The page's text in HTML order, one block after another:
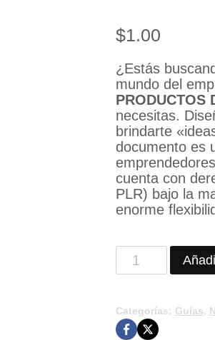
$1.00
¿Estás
mundo del
PRODUCTOS
necesitas.
brindarte
documento es
cuenta con
PLR) bajo la
enorme
ideas
Digitales
cantidad
Categorías: Guías,